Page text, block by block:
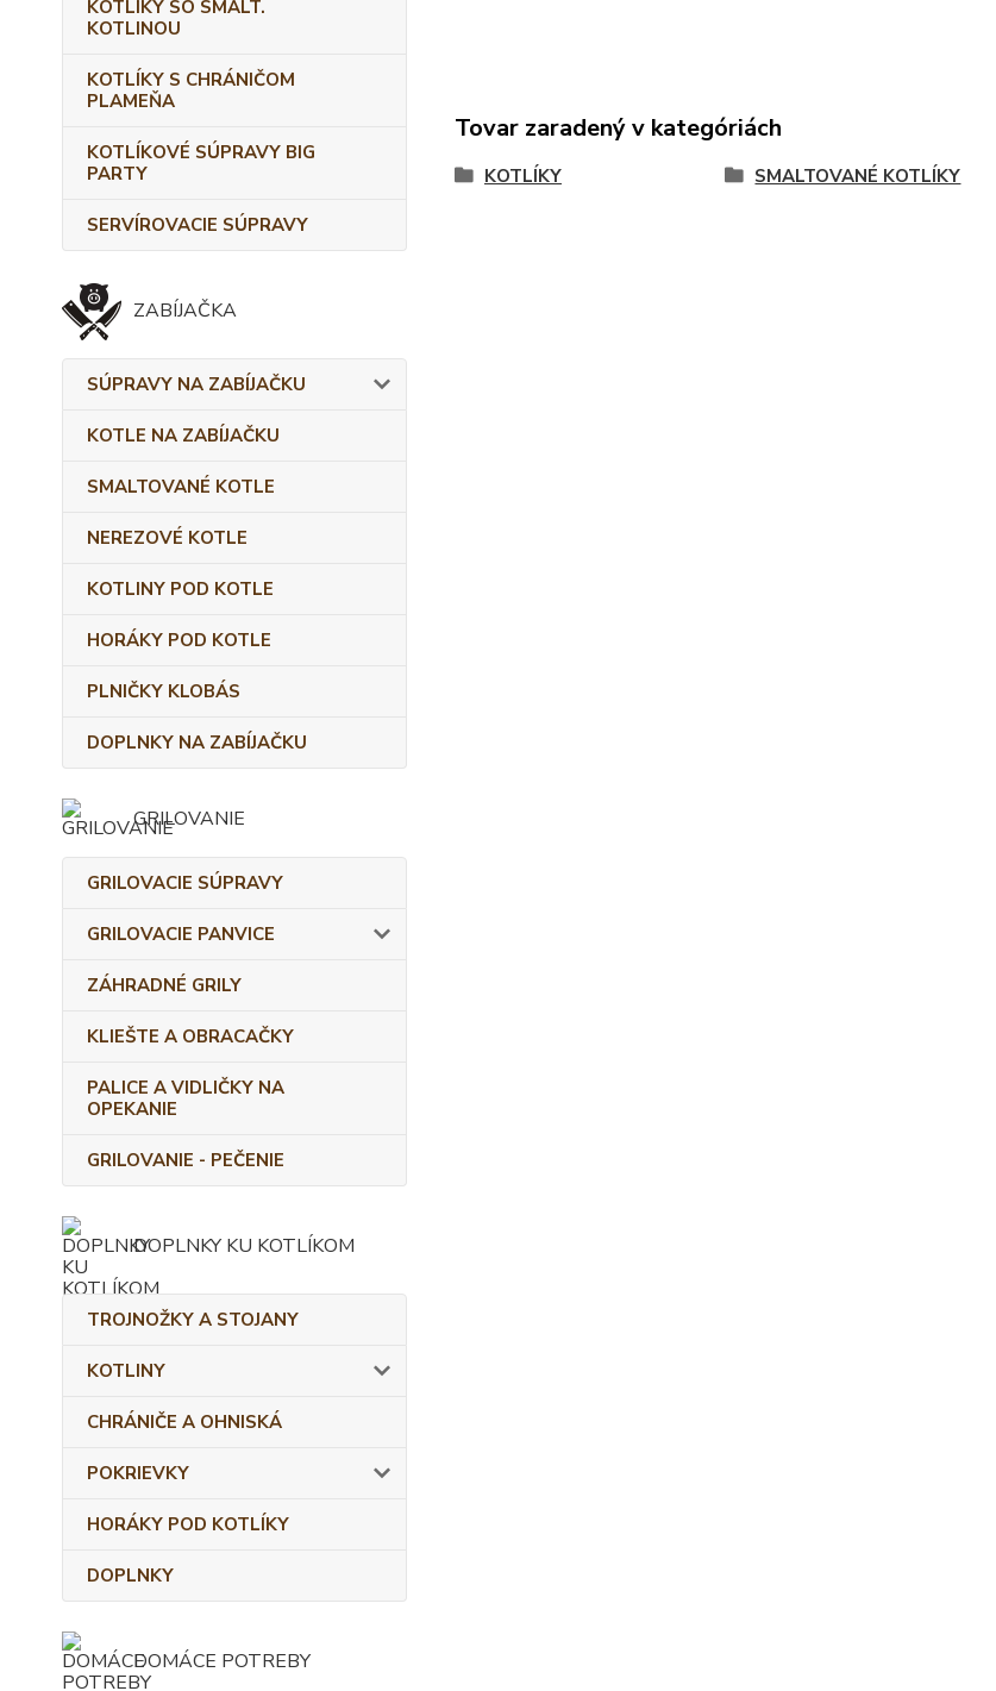
KOTLÍKY SO SMALT.
KOTLINOU
KOTLÍKY S CHRÁNIČOM
PLAMEŇA
KOTLÍKOVÉ SÚPRAVY BIG
PARTY
SERVÍROVACIE SÚPRAVY
ZABÍJAČKA
SÚPRAVY NA ZABÍJAČKU
KOTLE NA ZABÍJAČKU
SMALTOVANÉ KOTLE
NEREZOVÉ KOTLE
KOTLINY POD KOTLE
HORÁKY POD KOTLE
PLNIČKY KLOBÁS
DOPLNKY NA ZABÍJAČKU
GRILOVANIE
GRILOVACIE SÚPRAVY
GRILOVACIE PANVICE
ZÁHRADNÉ GRILY
KLIEŠTE A OBRACAČKY
PALICE A VIDLIČKY NA
OPEKANIE
GRILOVANIE - PEČENIE
DOPLNKY KU KOTLÍKOM
TROJNOŽKY A STOJANY
KOTLINY
CHRÁNIČE A OHNISKÁ
POKRIEVKY
HORÁKY POD KOTLÍKY
DOPLNKY
DOMÁCE POTREBY
Tovar zaradený v kategóriách
KOTLÍKY SMALTOVANÉ KOTLÍKY